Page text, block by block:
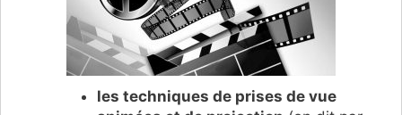
les techniques de prises de vue